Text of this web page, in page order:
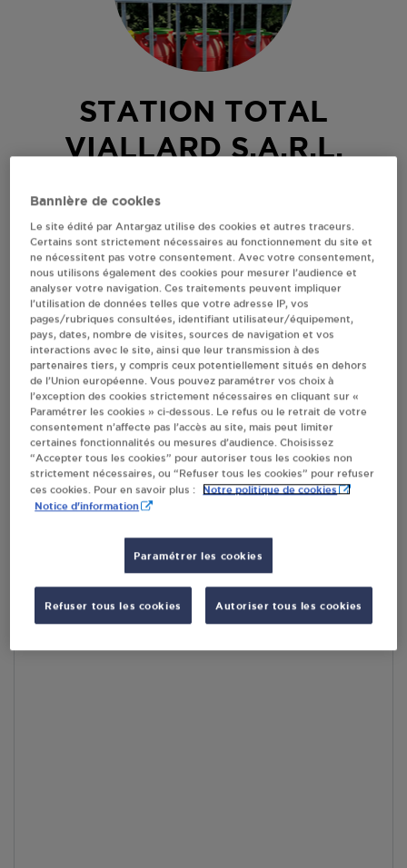
STATION TOTAL
VIALLARD S.A.R.L.
55, AVENUE DE NIMES
07300TOURNON SUR RHONE
Revendeur de bouteilles de gaz
S'Y RENDRE
AFFICHER LE TÉLÉPHONE
RECEVOIR LES COORDONNÉES DU REVENDEUR
En cliquant sur « S’y rendre », j’autorise le traitement
d’informations (dont mon adresse IP) et leur transfert hors UE
par Google Maps afin d’afficher la carte.
En savoir plus
Accès
Bannière de cookies
Le site édité par Antargaz utilise des cookies et autres traceurs.
Certains sont strictement nécessaires au fonctionnement du site et
ne nécessitent pas votre consentement. Avec votre consentement,
nous utilisons également des cookies pour mesurer l’audience et
analyser votre navigation. Ces traitements peuvent impliquer
l’utilisation de données telles que votre adresse IP, vos
pages/rubriques consultées, identifiant utilisateur/équipement,
pays, dates, nombre de visites, sources de navigation et vos
interactions avec le site, ainsi que leur transmission à des
partenaires tiers, y compris ceux potentiellement situés en dehors
de l’Union européenne. Vous pouvez paramétrer vos choix à
l’exception des cookies strictement nécessaires en cliquant sur «
Paramétrer les cookies » ci-dessous. Le refus ou le retrait de votre
consentement n’affecte pas l’accès au site, mais peut limiter
certaines fonctionnalités ou mesures d’audience. Choisissez
“Accepter tous les cookies” pour autoriser tous les cookies non
strictement nécessaires, ou “Refuser tous les cookies” pour refuser
ces cookies. Pour en savoir plus :
Notre politique de cookies
Notice d'information
Paramétrer les cookies
Refuser tous les cookies Autoriser tous les cookies